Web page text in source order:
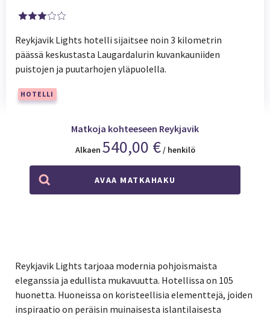
Reykjavik Lights hotelli sijaitsee noin 3 kilometrin
päässä keskustasta Laugardalurin kuvankauniiden
puistojen ja puutarhojen yläpuolella.
HOTELLI
Matkoja kohteeseen Reykjavik
Alkaen 540,00 €/ henkilö
AVAA MATKAHAKU
Reykjavik Lights tarjoaa modernia pohjoismaista
eleganssia ja edullista mukavuutta. Hotellissa on 105
huonetta. Huoneissa on koristeellisia elementtejä, joiden
inspiraatio on peräisin muinaisesta islantilaisesta